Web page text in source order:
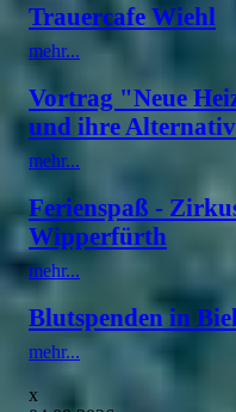
Trauercafe Wiehl
mehr...
Vortrag "Neue
und ihre
mehr...
Ferienspaß -
Wipperfürth
mehr...
Blutspenden in
mehr...
x